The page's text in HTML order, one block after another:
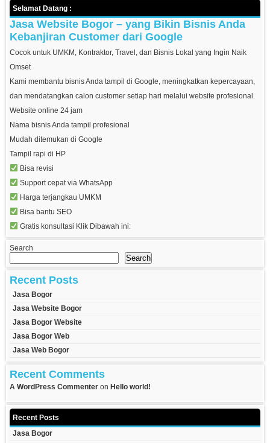
Selamat Datang :
Jasa Website Bogor – yang Bikin Bisnis Anda
Kebanjiran Customer dari Google
Cocok untuk UMKM, Kontraktor, Travel, dan Bisnis Lokal yang Ingin Naik
Omset
Kami membantu bisnis Anda tampil di Google, meningkatkan kepercayaan,
dan mendatangkan calon customer setiap hari melalui website profesional.
Website online 24 jam
Nama bisnis Anda tampil profesional
Mudah ditemukan di Google
Tampil rapi di HP
Bisa revisi
Support cepat via WhatsApp
Harga terjangkau UMKM
Bisa bantu SEO
Gratis konsultasi Klik Dibawah ini:
Search
Search
Recent Posts
Jasa Bogor
Jasa Website Bogor
Jasa Bogor Website
Jasa Bogor Web
Jasa Web Bogor
Recent Comments
A WordPress Commenter on Hello world!
Recent Posts
Jasa Bogor